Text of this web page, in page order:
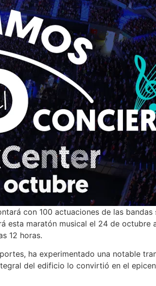
con 100 actuaciones de las
esta maratón musical el 24 de octubre
12 horas.
ha experimentado una notable
del edificio lo convirtió en el